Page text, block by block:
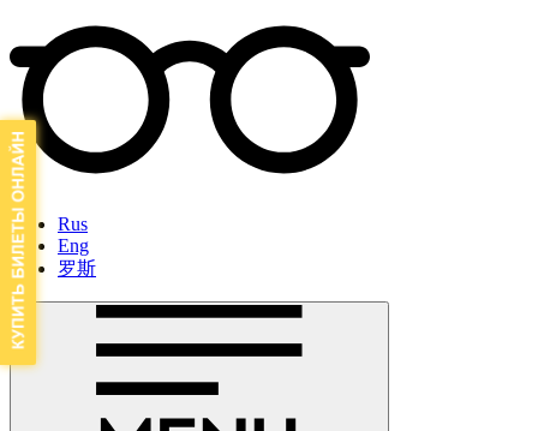
Rus
Eng
罗斯